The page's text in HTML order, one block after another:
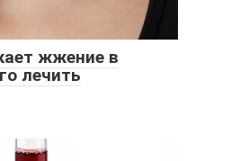
жжение в
лечить